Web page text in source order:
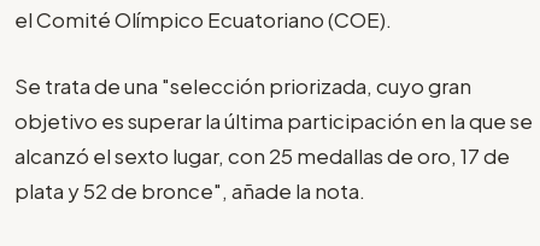
el Comité Olímpico Ecuatoriano (COE).
Se trata de una "selección priorizada, cuyo gran
objetivo es superar la última participación en la que se
alcanzó el sexto lugar, con 25 medallas de oro, 17 de
plata y 52 de bronce", añade la nota.